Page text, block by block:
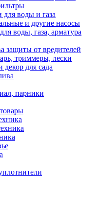
воды и газа
и другие насосы
воды, газа, арматура
защиты от вредителей
триммеры, лески
для сада
парники